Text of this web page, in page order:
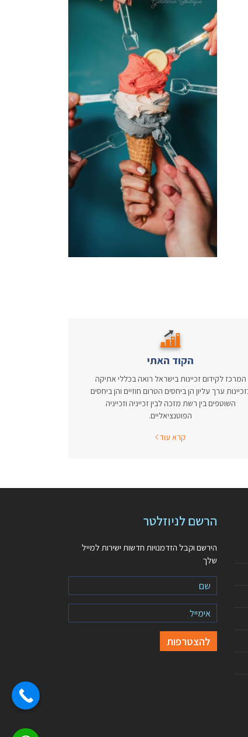
הקוד האתי
המרכז לקידום זכיינות בישראל רואה בכללי אתיקה
ערך עליון הן ביחסים הטרום חוזיים והן ביחסים
השוטפים בין רשת מזכה לבין זכייניה וזכייניה
הפוטנציאליים.
קרא עוד
הרשם לניוזלטר
הירשם וקבל הזדמנויות חדשות ישירות למייל
שלך